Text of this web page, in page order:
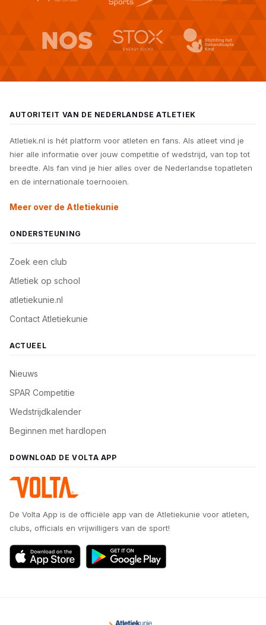
AUTORITEIT VAN DE NEDERLANDSE ATLETIEK
Atletiek.nl is hét platform voor atleten en fans. Als atleet vind je
hier alle informatie over jouw competitie of wedstrijd, van top tot
breedte. Als fan vind je hier alles over de Nederlandse topatleten
en de internationale toernooien.
Meer over de Atletiekunie
ONDERSTEUNING
Zoek een club
Atletiek op school
atletiekunie.nl
Contact Atletiekunie
ACTUEEL
Nieuws
SPAR Competitie
Wedstrijdkalender
Beginnen met hardlopen
DOWNLOAD DE VOLTA APP
De Volta App is de officiële app van de Atletiekunie voor atleten,
clubs, officials en vrijwilligers van de sport!